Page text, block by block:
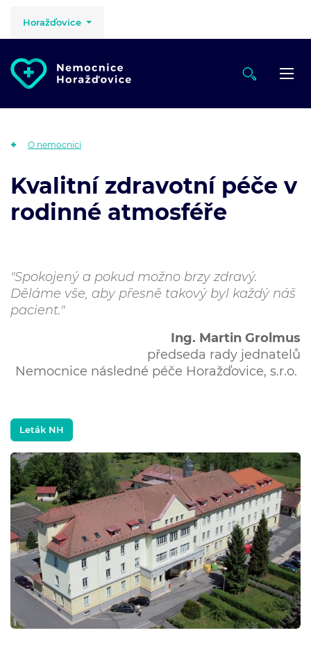
Horažďovice
O nemocnici
Kvalitní zdravotní péče v
rodinné atmosféře
"Spokojený a pokud možno brzy zdravý.
Děláme vše, aby přesně takový byl každý náš
pacient."
Ing. Martin Grolmus
předseda rady jednatelů
Nemocnice následné péče Horažďovice, s.r.o.
Leták NH